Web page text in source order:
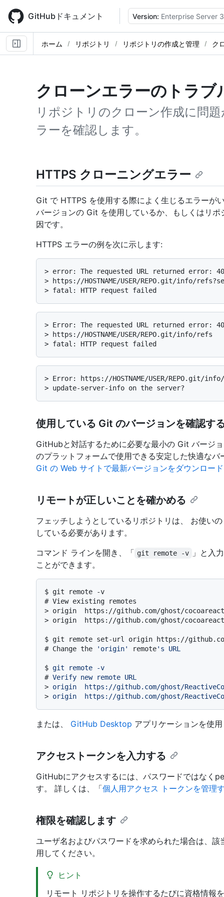
main
content
GitHubドキュメント Version: Enterprise Server
ホーム リポジトリ リポジトリの作成と管理 ク
クローンエラーのトラブ
リポジトリのクローン作成に問
ラーを確認します。
HTTPS クローニングエラー
Git で HTTPS を使用する際によく生じるエラーが
バージョンの Git を使用しているか、もしくはリ
因です。
HTTPS エラーの例を次に示します:
> error: The requested URL returned error:
>
https://HOSTNAME/USER/REPO.git/info/
> fatal: HTTP request failed
> Error: The requested URL returned error:
>
https://HOSTNAME/USER/REPO.git/info/refs
> fatal: HTTP request failed
> Error: https://HOSTNAME/USER/
> update-server-info on the server?
使用している Git のバージョンを確認す
GitHubと対話するために必要な最小の Git バージ
のプラットフォームで使用できる安定した快適な
Git の Web サイトで最新バージョンをダウンロー
リモートが正しいことを確かめる
フェッチしようとしているリポジトリは、 お使い
している必要があります。
コマンド ラインを開き、「 git remote -v
」と入
ことができます。
$ git remote -v
# View existing remotes
> origin  https://github.com/ghost/
> origin  https://github.com/ghost/
$ git remote set-url origin https://
# Change the 'origin' remote's URL
$ git remote -v
# Verify new remote URL
> origin  https://github.com/ghost/
> origin  https://github.com/ghost/
または、 GitHub Desktop アプリケーションを使
アクセストークンを入力する
GitHubにアクセスするには、パスワードではなく
す。 詳しくは、「個人用アクセス トークンを管理
権限を確認します
ユーザ名およびパスワードを求められた場合は、
用してください。
ヒント
リモート リポジトリを操作するたびに資格情報